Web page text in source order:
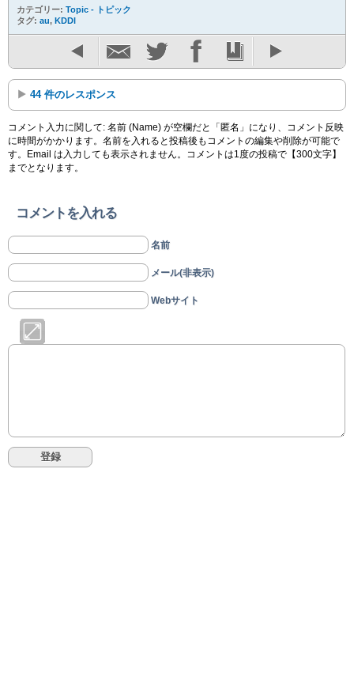
カテゴリー: Topic - トピック
タグ: au, KDDI
44 件のレスポンス
コメント入力に関して: 名前 (Name) が空欄だと「匿名」になり、コメント反映
に時間がかかります。名前を入れると投稿後もコメントの編集や削除が可能で
す。Email は入力しても表示されません。コメントは1度の投稿で【300文字】
までとなります。
コメントを入れる
名前
メール(非表示)
Webサイト